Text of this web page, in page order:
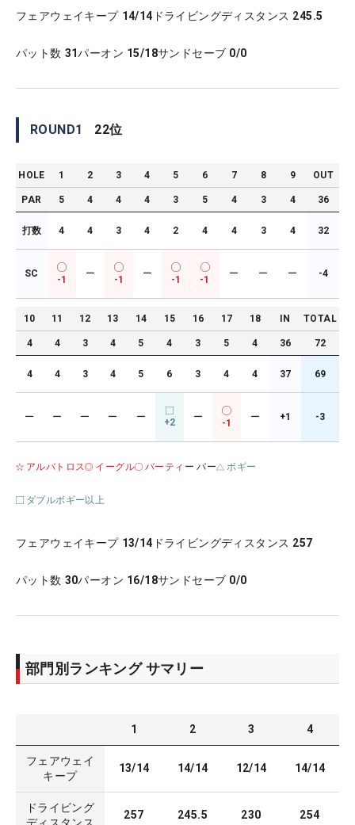
フェアウェイキープ 14/14 ドライビングディスタンス 245.5
パット数 31パーオン 15/18サンドセーブ 0/0
ROUND1 22位
HOLE 1 2 3 4 5 6 7 8 9 OUT
PAR 5 4 4 4 3 5 4 3 4 36
打数 4 4 3 4 2 4 4 3 4 32
SC
-1
ー
-1
ー
-1 -1
ー ー ー -4
10 11 12 13 14 15 16 17 18 IN TOTAL
4 4 3 4 5 4 3 5 4 36 72
4 4 3 4 5 6 3 4 4 37 69
ー ー ー ー ー +2 ー
-1
ー +1 -3
アルバトロス イーグル バーティ ー パー ボギー
ダブルボギー以上
フェアウェイキープ 13/14 ドライビングディスタンス 257
パット数 30パーオン 16/18サンドセーブ 0/0
部門別ランキング サマリー
1 2 3 4
フェアウェイ
キープ
13/14 14/14 12/14 14/14
ドライビング
257 245.5 230 254